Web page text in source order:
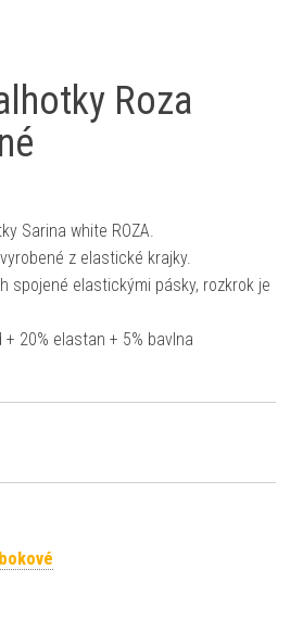
Roza
Sarina white ROZA.
z elastické krajky.
spojené elastickými pásky, rozkrok je
20% elastan + 5% bavlna